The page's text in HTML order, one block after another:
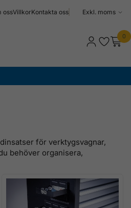
ossVillkorKontakta oss
Välj
0
för verktygsvagnar,
behöver organisera,